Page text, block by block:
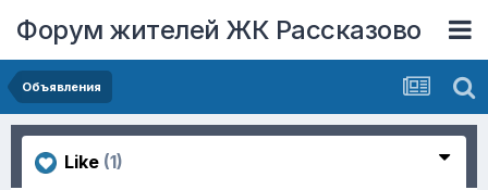
Форум жителей ЖК Рассказово
Объявления
Like (1)